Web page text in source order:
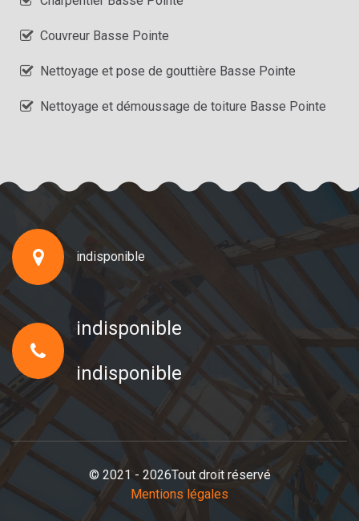
Couvreur Basse Pointe
Nettoyage et pose de gouttière Basse Pointe
Nettoyage et démoussage de toiture Basse Pointe
indisponible
indisponible
indisponible
© 2021 - 2026Tout droit réservé
Mentions légales